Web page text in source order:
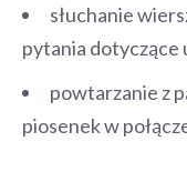
słuchanie
pytania
powtarzanie z
piosenek w